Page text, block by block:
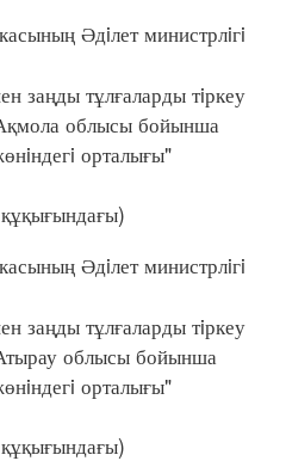
Әдiлет министрлiгi
тұлғаларды тiркеу
облысы бойынша
орталығы"
Әдiлет министрлiгi
тұлғаларды тiркеу
облысы бойынша
орталығы"